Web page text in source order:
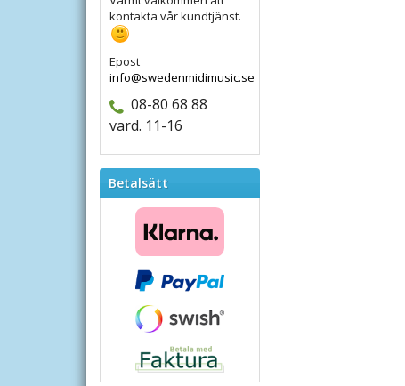
kontakta vår kundtjänst.
Epost
info@swedenmidimusic.se
08-80 68 88
vard. 11-16
Betalsätt